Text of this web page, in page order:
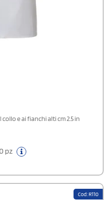
e ai fianchi alti cm 2.5 in
pz
Cod: R110